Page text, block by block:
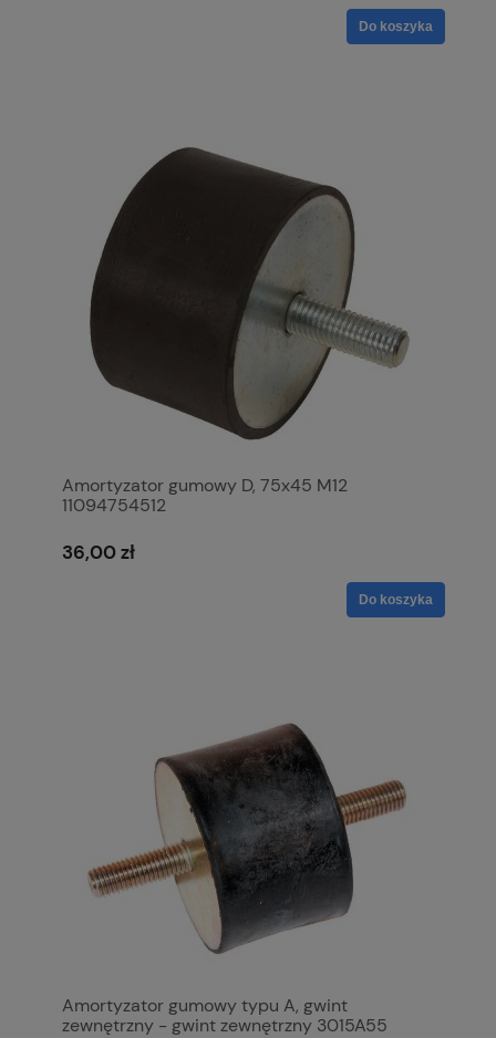
Do koszyka
Amortyzator gumowy D, 75x45 M12
11094754512
36,00 zł
Do koszyka
Amortyzator gumowy typu A, gwint
zewnętrzny - gwint zewnętrzny 3015A55